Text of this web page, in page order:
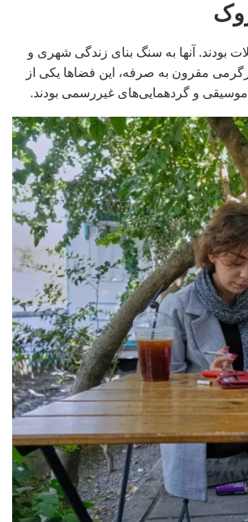
بودند. آنها به سنگ بنای زندگی شهری و
مقرون به صرفه، این فضاها یکی از
و گردهمایی‌های غیررسمی بودند.